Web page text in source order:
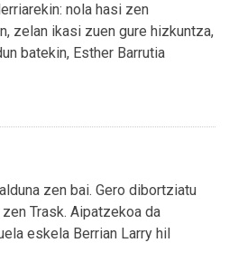
nola hasi zen
zelan ikasi zuen gure hizkuntza,
batekin, Esther Barrutia
zen bai. Gero dibortziatu
Trask. Aipatzekoa da
eskela Berrian Larry hil